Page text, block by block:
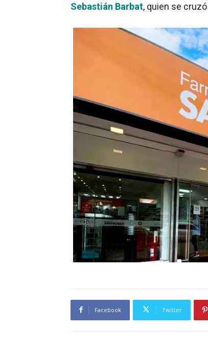
Sebastián Barbat, quien se
Facebook Twitter